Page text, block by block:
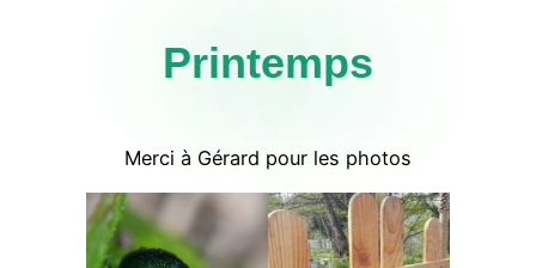
Printemps
Merci à Gérard pour les photos